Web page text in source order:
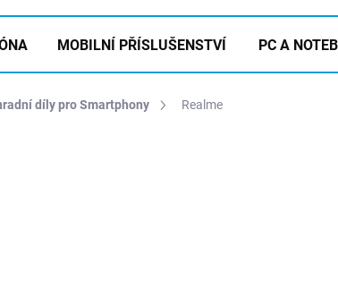
MOBILNÍ PŘÍSLUŠENSTVÍ PC A
díly pro Smartphony Realme